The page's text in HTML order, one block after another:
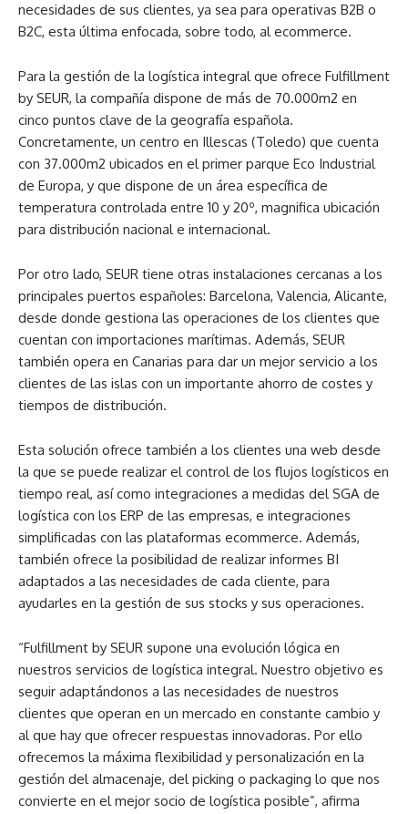
necesidades de sus clientes, ya sea para operativas B2B o
B2C, esta última enfocada, sobre todo, al ecommerce.
Para la gestión de la logística integral que ofrece Fulfillment
by SEUR, la compañía dispone de más de 70.000m2 en
cinco puntos clave de la geografía española.
Concretamente, un centro en Illescas (Toledo) que cuenta
con 37.000m2 ubicados en el primer parque Eco Industrial
de Europa, y que dispone de un área específica de
temperatura controlada entre 10 y 20º, magnifica ubicación
para distribución nacional e internacional.
Por otro lado, SEUR tiene otras instalaciones cercanas a los
principales puertos españoles: Barcelona, Valencia, Alicante,
desde donde gestiona las operaciones de los clientes que
cuentan con importaciones marítimas. Además, SEUR
también opera en Canarias para dar un mejor servicio a los
clientes de las islas con un importante ahorro de costes y
tiempos de distribución.
Esta solución ofrece también a los clientes una web desde
la que se puede realizar el control de los flujos logísticos en
tiempo real, así como integraciones a medidas del SGA de
logística con los ERP de las empresas, e integraciones
simplificadas con las plataformas ecommerce. Además,
también ofrece la posibilidad de realizar informes BI
adaptados a las necesidades de cada cliente, para
ayudarles en la gestión de sus stocks y sus operaciones.
“Fulfillment by SEUR supone una evolución lógica en
nuestros servicios de logística integral. Nuestro objetivo es
seguir adaptándonos a las necesidades de nuestros
clientes que operan en un mercado en constante cambio y
al que hay que ofrecer respuestas innovadoras. Por ello
ofrecemos la máxima flexibilidad y personalización en la
gestión del almacenaje, del picking o packaging lo que nos
convierte en el mejor socio de logística posible”, afirma